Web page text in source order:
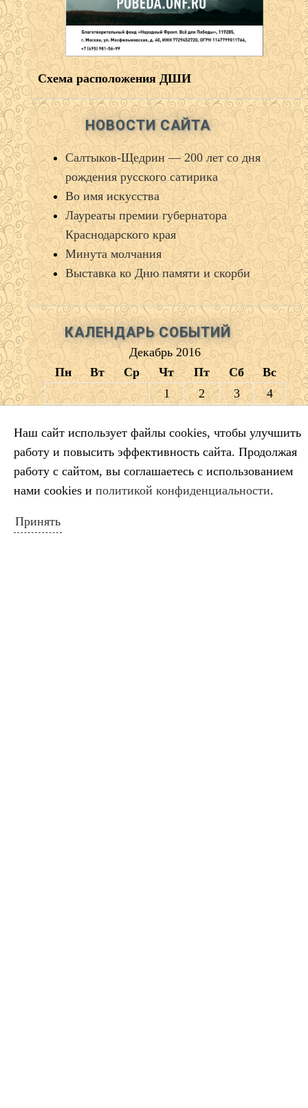
Схема расположения ДШИ
НОВОСТИ САЙТА
Салтыков‑Щедрин — 200 лет со дня
рождения русского сатирика
Во имя искусства
Лауреаты премии губернатора
Краснодарского края
Минута молчания
Выставка ко Дню памяти и скорби
КАЛЕНДАРЬ СОБЫТИЙ
Декабрь 2016
Пн
Вт Ср Чт Пт Сб
Вс
1
2 3
4
12
13 14 15 16 17
18
19
20 21 22 23 24
25
26
27 28 29 30
31
Наш сайт использует файлы cookies, чтобы улучшить
работу и повысить эффективность сайта. Продолжая
работу с сайтом, вы соглашаетесь с использованием
нами cookies и политикой конфиденциальности.
Принять